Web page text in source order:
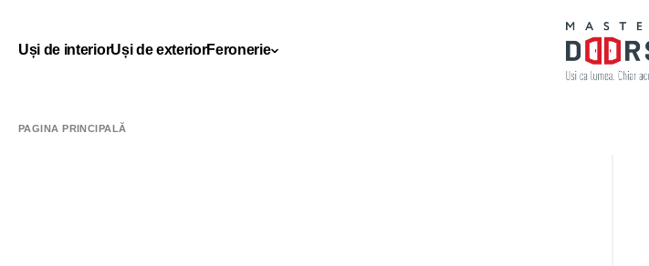
Uși de interiorUși de exteriorFeronerie
PAGINA PRINCIPALĂ